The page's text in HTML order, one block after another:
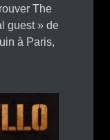
The
guest » de
à Paris,